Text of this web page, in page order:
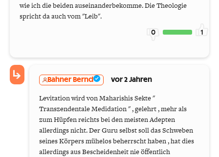
wie ich die beiden auseinanderbekomme. Die Theologie
spricht da auch vom "Leib".
0 1
Bahner Bernd vor 2 Jahren
Levitation wird von Maharishis Sekte "
Transzendentale Medidation " , gelehrt , mehr als
zum Hüpfen reichts bei den meisten Adepten
allerdings nicht. Der Guru selbst soll das Schweben
seines Körpers mühelos beherrscht haben , hat dies
allerdings aus Bescheidenheit nie öffentlich